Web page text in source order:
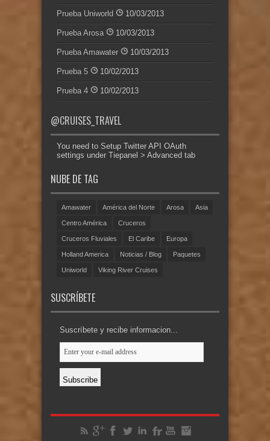
Prueba Uniworld 10/03/2013
Prueba Arosa 10/03/2013
Prueba Amawater 10/03/2013
Prueba 5 10/02/2013
Prueba 4 10/02/2013
@CRUISES_TRAVEL
You need to Setup Twitter API OAuth
settings under Tiepanel > Advanced tab
NUBE DE TAG
Amawater América del Norte Arosa Asia
Centro América Cruceros
Cruceros Fluviales El Caribe Europa
Holland America Noticias / Blog Paquetes
Uniworld Viking River Cruises
SUSCRÍBETE
Suscríbete y recibe informacion...